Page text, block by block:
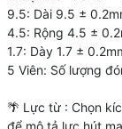
9.5: Dài 9.5 ±
4.5: Rộng 4.5 ±
1.7: Dày 1.7 ±
5 Viên: Số lượng
🌴 Lực từ : Chọn
để mô tả lực hút